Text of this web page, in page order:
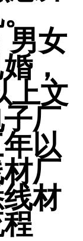
男女
，
上文
厂
以
厂
材